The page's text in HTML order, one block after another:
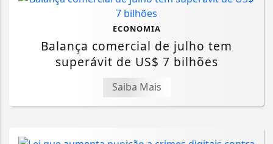
ECONOMIA
Balança comercial de julho tem
superávit de US$ 7 bilhões
Saiba Mais